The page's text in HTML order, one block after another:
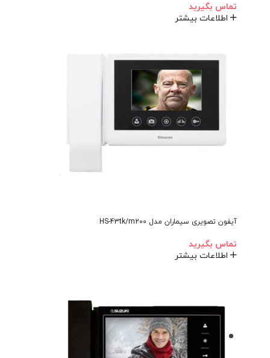
تماس بگیرید
اطلاعات بیشتر
آیفون تصویری سیماران مدل HS-43tk/m200
تماس بگیرید
اطلاعات بیشتر